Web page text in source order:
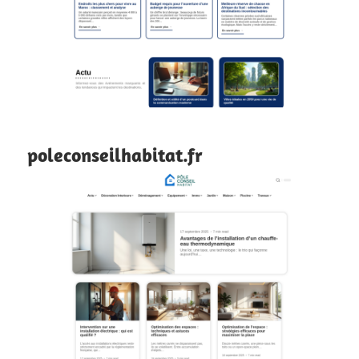
poleconseilhabitat.fr